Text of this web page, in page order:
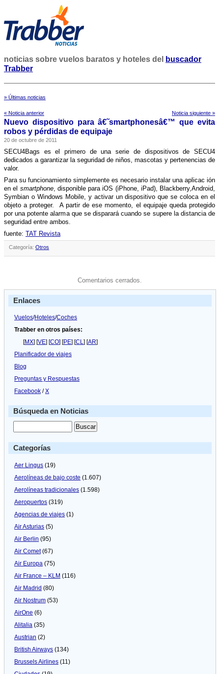
noticias sobre vuelos baratos y hoteles del
buscador
Trabber
» Últimas noticias
« Noticia anterior Noticia siguiente »
Nuevo dispositivo para â€˜smartphonesâ€™ que evita
robos y pérdidas de equipaje
20 de octubre de 2011
SECU4Bags es el primero de una serie de dispositivos de SECU4
dedicados a garantizar la seguridad de niños, mascotas y pertenencias de
valor.
Para su funcionamiento simplemente es necesario instalar una aplicac ión
en el smartphone, disponible para iOS (iPhone, iPad), Blackberry,Android,
Symbian o Windows Mobile, y activar un dispositivo que se coloca en el
objeto a proteger. A partir de ese momento, el equipaje queda protegido
por una potente alarma que se disparará cuando se supere la distancia de
seguridad entre ambos.
fuente: TAT Revista
Categoría: Otros
Comentarios cerrados.
Enlaces
Vuelos/Hoteles/Coches
Trabber en otros países:
[MX] [VE] [CO] [PE] [CL] [AR]
Planificador de viajes
Blog
Preguntas y Respuestas
Facebook /X
Búsqueda en Noticias
Categorías
Aer Lingus (19)
Aerolíneas de bajo coste (1.607)
Aerolíneas tradicionales (1.598)
Aeropuertos (319)
Agencias de viajes (1)
Air Asturias (5)
Air Berlin (95)
Air Comet(67)
Air Europa (75)
Air France – KLM (116)
Air Madrid (80)
Air Nostrum (53)
AirOne (6)
Alitalia (35)
Austrian (2)
British Airways (134)
Brussels Airlines (11)